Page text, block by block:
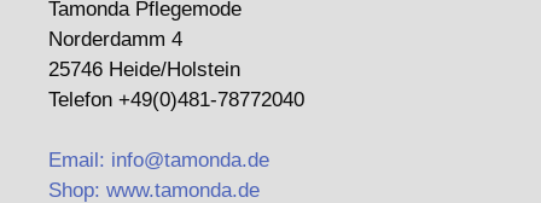
Tamonda Pflegemode
Norderdamm 4
25746 Heide/Holstein
Telefon +49(0)481-78772040
Email: info@tamonda.de
Shop: www.tamonda.de